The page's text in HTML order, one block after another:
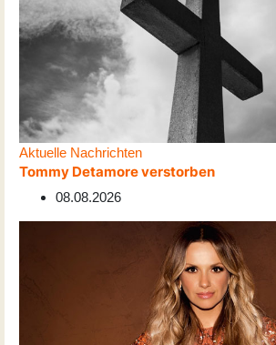
Aktuelle Nachrichten
Tommy Detamore verstorben
08.08.2026